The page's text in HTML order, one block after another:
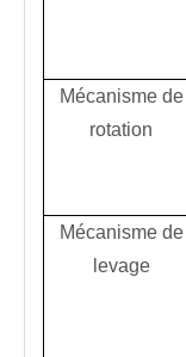
Mécanisme de
rotation
Mécanisme de
levage